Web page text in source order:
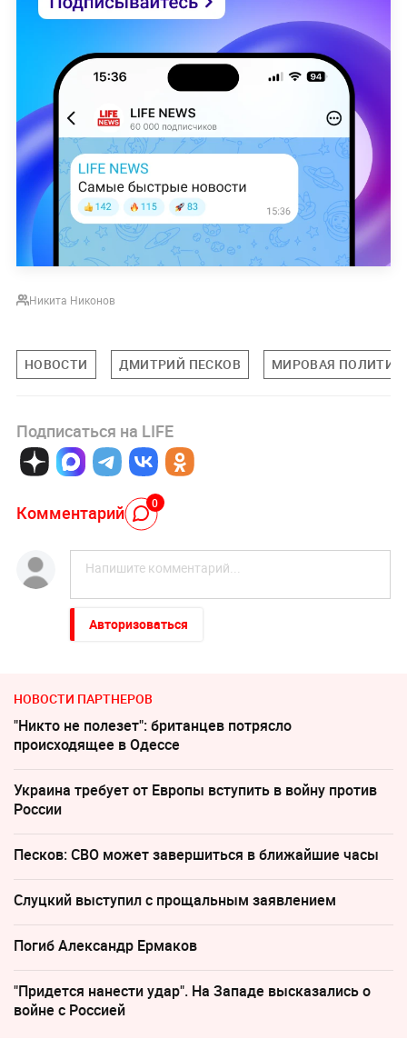
Никита Никонов
НОВОСТИ ДМИТРИЙ ПЕСКОВ МИРОВАЯ
Подписаться на LIFE
Комментарий 0
Авторизоваться
НОВОСТИ ПАРТНЕРОВ
"Никто не полезет": британцев потрясло
происходящее в Одессе
Украина требует от Европы вступить в войну против
России
Песков: СВО может завершиться в ближайшие часы
Слуцкий выступил с прощальным заявлением
Погиб Александр Ермаков
"Придется нанести удар". На Западе высказались о
войне с Россией